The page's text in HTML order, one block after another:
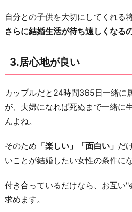
自分との子供を大切にしてくれる
さらに結婚生活が待ち遠しくなる
3.居心地が良い
カップルだと24時間365日一緒に
が、夫婦になれば死ぬまで一緒に
んよね。
そのため 「楽しい」「面白い」 だ
いことが結婚したい女性の条件に
付き合っているだけなら、お互い
求めます。